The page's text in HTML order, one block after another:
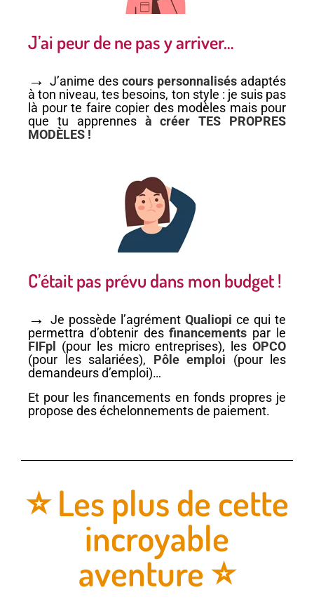
J’ai peur de ne pas y arriver…
→ J’anime des cours personnalisés adaptés
à ton niveau, tes besoins, ton style : je suis pas
là pour te faire copier des modèles mais pour
que tu apprennes à créer TES PROPRES
MODÈLES !
C’était pas prévu dans mon budget !
→ Je possède l’agrément Qualiopi ce qui te
permettra d’obtenir desfinancements par le
FIFpl (pour les micro entreprises), lesOPCO
(pour les salariées), Pôle emploi (pour les
demandeurs d’emploi)…
Et pour les financements en fonds propres je
propose des échelonnements de paiement.
⭐️ Les plus de cette
incroyable
aventure ⭐️